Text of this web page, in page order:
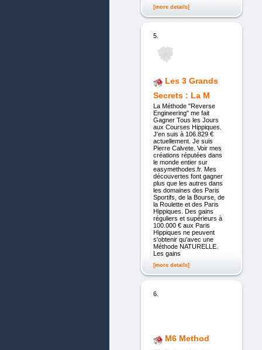
[more details]
5.
Les 3 Grands
Secrets : La M
La Méthode "Reverse
Engineering" me fait
Gagner Tous les Jours
aux Courses Hippiques.
J'en suis à 106.829 €
actuellement. Je suis
Pierre Calvete. Voir mes
créations réputées dans
le monde entier sur
easymethodes.fr. Mes
découvertes font gagner
plus que les autres dans
les domaines des Paris
Sportifs, de la Bourse, de
la Roulette et des Paris
Hippiques. Des gains
réguliers et supérieurs à
100.000 € aux Paris
Hippiques ne peuvent
s'obtenir qu'avec une
Méthode NATURELLE.
Les gains
[more details]
6.
M6 Method